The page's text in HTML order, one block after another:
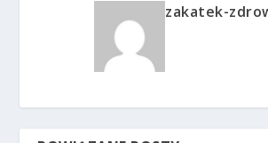
zakatek-